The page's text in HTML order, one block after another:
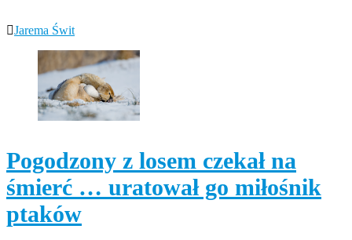
Jarema Świt
Pogodzony z losem czekał na
śmierć … uratował go miłośnik
ptaków